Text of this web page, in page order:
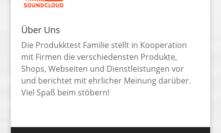
Über Uns
Die Produkktest Familie stellt in Kooperation
mit Firmen die verschiedensten Produkte,
Shops, Webseiten und Dienstleistungen vor
und berichtet mit ehrlicher Meinung darüber.
Viel Spaß beim stöbern!